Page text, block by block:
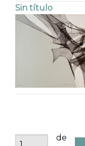
Sin título
de